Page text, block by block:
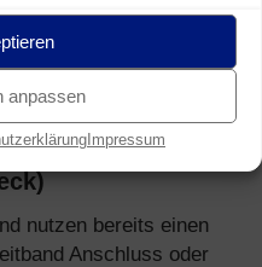
anpassen
Impressum
erreicht – viaLTE (4G)
Anschluss in
nutzen bereits einen
Anschluss oder